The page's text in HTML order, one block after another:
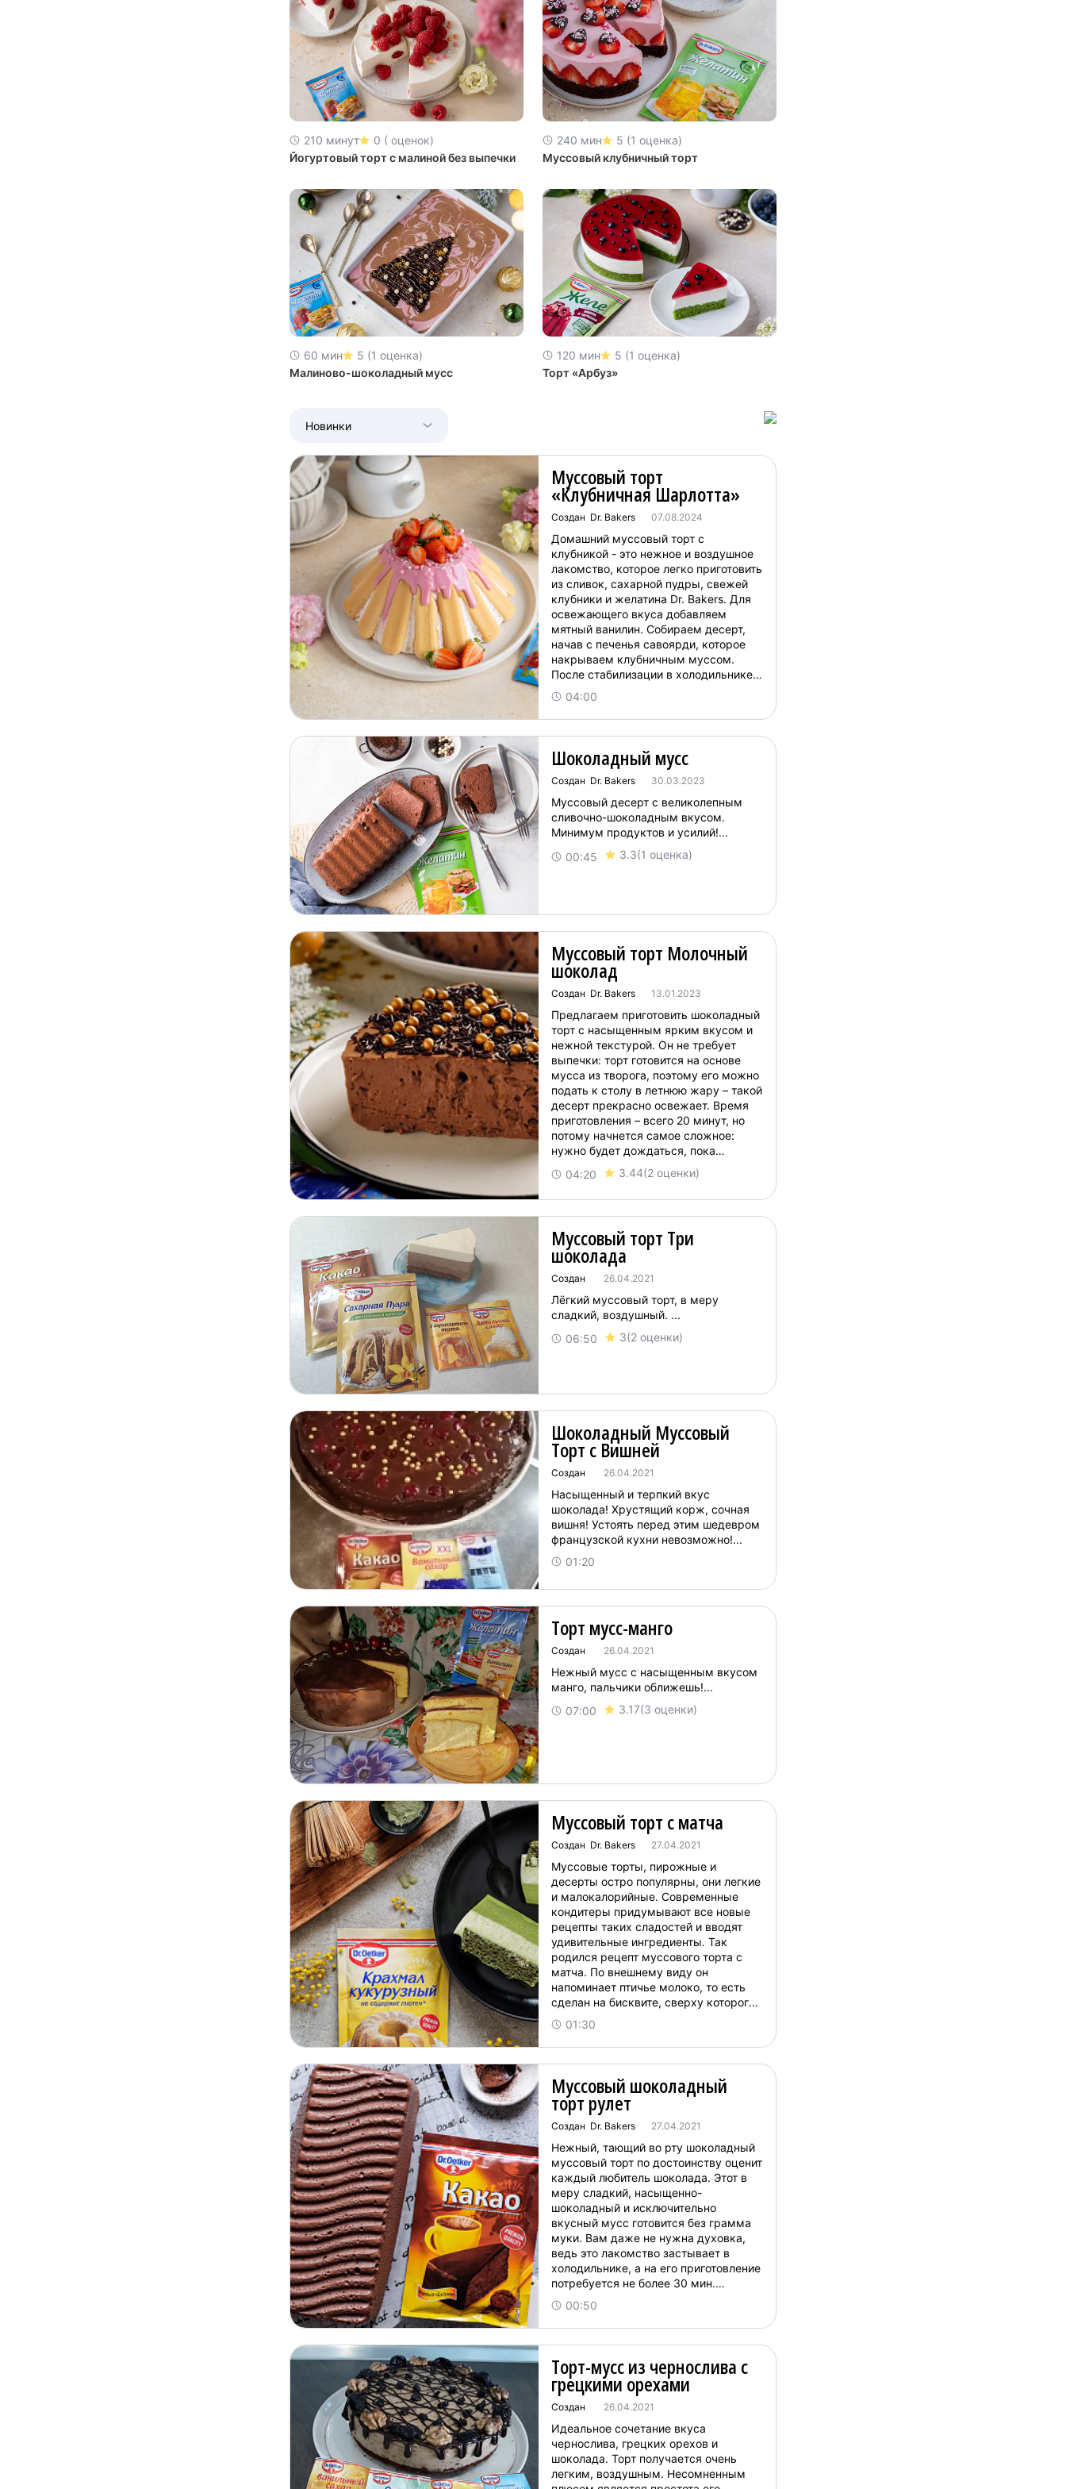
210 минут
0 ( оценок)
Йогуртовый торт с малиной без выпечки
60 мин
5 (1 оценка)
Малиново-шоколадный мусс
240 мин
5 (1 оценка)
Муссовый клубничный торт
120 мин
5 (1 оценка)
Торт «Арбуз»
Новинки
Муссовый торт
«Клубничная Шарлотта»
Создан Dr. Bakers 07.08.2024
04:00
Домашний муссовый торт с
клубникой - это нежное и воздушное
лакомство, которое легко приготовить
из сливок, сахарной пудры, свежей
клубники и желатина Dr. Bakers. Для
освежающего вкуса добавляем
мятный ванилин. Собираем десерт,
начав с печенья савоярди, которое
накрываем клубничным муссом.
После стабилизации в холодильнике
украшаем торт глазурью и яркой
посыпкой. Рецепт рассчитан на
форму диаметро...
Шоколадный мусс
Создан Dr. Bakers 30.03.2023
00:45 3.3(1 оценка)
Муссовый десерт с великолепным
сливочно-шоколадным вкусом.
Минимум продуктов и усилий!...
Муссовый торт Молочный
шоколад
Создан Dr. Bakers 13.01.2023
04:20 3.44(2 оценки)
Предлагаем приготовить шоколадный
торт с насыщенным ярким вкусом и
нежной текстурой. Он не требует
выпечки: торт готовится на основе
мусса из творога, поэтому его можно
подать к столу в летнюю жару – такой
десерт прекрасно освежает. Время
приготовления – всего 20 минут, но
потому начнется самое сложное:
нужно будет дождаться, пока
роскошный шоколадный торт
застынет и можно будет
Муссовый торт Три
шоколада
Создан 26.04.2021
06:50 3(2 оценки)
Лёгкий муссовый торт, в меру
сладкий, воздушный. ...
Шоколадный Муссовый
Торт с Вишней
Создан 26.04.2021
01:20
Насыщенный и терпкий вкус
шоколада! Хрустящий корж, сочная
вишня! Устоять перед этим шедевром
французской кухни невозможно!...
Торт мусс-манго
Создан 26.04.2021
07:00 3.17(3 оценки)
Нежный мусс с насыщенным вкусом
манго, пальчики оближешь!...
Муссовый торт с матча
Создан Dr. Bakers 27.04.2021
01:30
Муссовые торты, пирожные и
десерты остро популярны, они легкие
и малокалорийные. Современные
кондитеры придумывают все новые
рецепты таких сладостей и вводят
удивительные ингредиенты. Так
родился рецепт муссового торта с
матча. По внешнему виду он
напоминает птичье молоко, то есть
сделан на бисквите, сверху которого
лежит воздушный мусс. Матча (маття)
– зеленый порошковый чай родом из
Япон...
Муссовый шоколадный
торт рулет
Создан Dr. Bakers 27.04.2021
00:50
Нежный, тающий во рту шоколадный
муссовый торт по достоинству оценит
каждый любитель шоколада. Этот в
меру сладкий, насыщенно-
шоколадный и исключительно
вкусный мусс готовится без грамма
муки. Вам даже не нужна духовка,
ведь это лакомство застывает в
холодильнике, а на его приготовление
потребуется не более 30 мин.
Шоколадный муссовый торт, рецепт с
фото которого вы видите ниже –
идеальный десерт ...
Торт-мусс из чернослива с
грецкими орехами
Создан 26.04.2021
Идеальное сочетание вкуса
чернослива, грецких орехов и
шоколада. Торт получается очень
легким, воздушным. Несомненным